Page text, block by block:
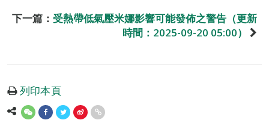
下一篇： 受熱帶低氣壓米娜影響可能發佈之警告（更新
時間：2025-09-20 05:00）
列印本頁